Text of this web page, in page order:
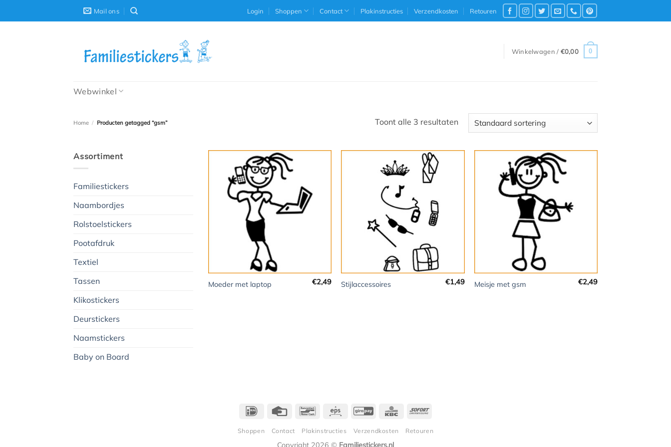
Mail ons Login Shoppen Contact Plakinstructies Verzendkosten Retouren
Winkelwagen / €0,00 0
Webwinkel
Home / Producten getagged “gsm” Toont alle 3 resultaten
Assortiment
Familiestickers
Naambordjes
Rolstoelstickers
Pootafdruk
Textiel
Tassen
Klikostickers
Deurstickers
Naamstickers
Baby on Board
Moeder met laptop €2,49 Stijlaccessoires €1,49 Meisje met gsm €2,49
IDeal
Credit
Bancontact
Eps GiroPay KBC Sofort
Shoppen Contact Plakinstructies Verzendkosten Retouren